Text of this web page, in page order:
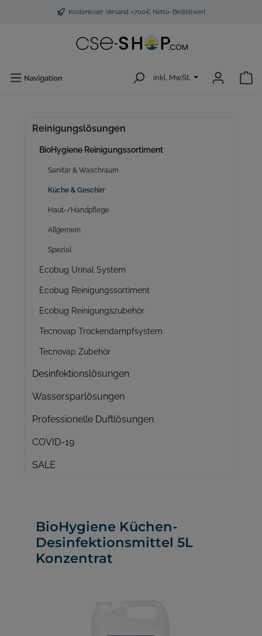
Kostenloser Versand >700€ Netto-Bestellwert
Navigation inkl. MwSt.
Reinigungslösungen
BioHygiene Reinigungssortiment
Sanitär & Waschraum
Küche & Geschirr
Haut-/Handpflege
Allgemein
Spezial
Ecobug Urinal System
Ecobug Reinigungssortiment
Ecobug Reinigungszubehör
Tecnovap Trockendampfsystem
Tecnovap Zubehör
Desinfektionslösungen
Wassersparlösungen
Professionelle Duftlösungen
COVID-19
SALE
BioHygiene Küchen-
Desinfektionsmittel 5L
Konzentrat